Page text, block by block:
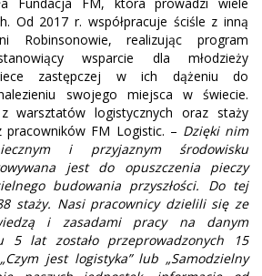
Od 2017 r. współpracuje ściśle z inną
Robinsonowie, realizując program
wsparcie dla młodzieży
zastępczej w ich dążeniu do
swojego miejsca w świecie.
warsztatów logistycznych oraz staży
pracowników FM Logistic. – Dzięki nim
i przyjaznym środowisku
jest do opuszczenia pieczy
budowania przyszłości. Do tej
staży. Nasi pracownicy dzielili się ze
i zasadami pracy na danym
5 lat zostało przeprowadzonych 15
jest logistyka” lub „Samodzielny